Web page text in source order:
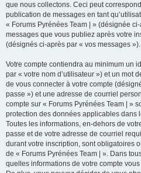
que nous collectons. Ceci peut
publication de messages en tant
« Forums Pyrénées Team | » (désignée
messages que vous publiez après votre
(désignés ci-après par « vos messages »).
Votre compte contiendra au minimum un
par « votre nom d’utilisateur ») et un mot
de vous connecter à votre compte
passe ») et une adresse de courriel
compte sur « Forums Pyrénées Team | »
protection des données applicables dans
Toutes les informations, en-dehors de
passe et de votre adresse de courriel
durant votre inscription, sont obligatoires
de « Forums Pyrénées Team | ». Dans
quelles informations de votre compte